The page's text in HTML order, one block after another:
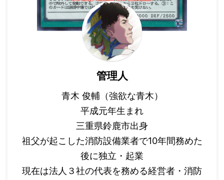
管理人
青木 俊輔（強欲な青木）
平成元年生まれ
三重県鈴鹿市出身
祖父が起こした消防設備業者で10年間務めた
後に独立・起業
現在は法人３社の代表を務める経営者・消防